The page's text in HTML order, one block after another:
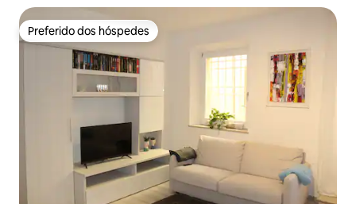
Preferido dos hóspedes
Preferido dos hóspedes